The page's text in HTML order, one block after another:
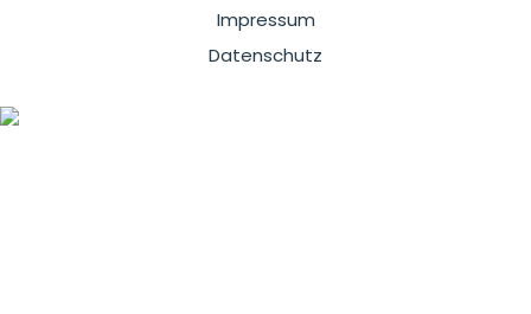
Impressum
Datenschutz